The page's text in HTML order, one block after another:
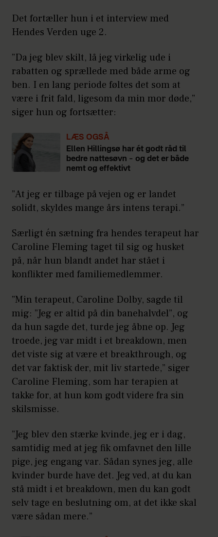
Det fortæller hun i et interview med
Hendes Verden uge 2.
”Da jeg blev skilt, lå jeg virkelig ude i
rabatten og sprællede med både arme og
ben. I en lang periode føltes det som at
være i frit fald, ligesom da min mor døde,”
siger hun og fortsætter:
LÆS OGSÅ
Ellen Hillingsø har ét godt råd til
bedre nattesøvn – og det er både
nemt og effektivt
”At jeg er tilbage på vejen og er landet
solidt, skyldes mange års intens terapi.”
Særligt én sætning fra hendes terapeut har
Caroline Fleming taget til sig og husket
på, når hun blandt andet har stået i
konflikter med familiemedlemmer.
”Min terapeut, Caroline Dolby, sagde til
mig: ”Jeg er altid på din banehalvdel”, og
da hun sagde det, turde jeg åbne op. Jeg
troede, jeg var midt i et breakdown, men
det viste sig at være et breakthrough, og
det var faktisk der, mit liv startede,” siger
Caroline Fleming, som har terapien at
takke for, at hun kom godt videre fra sin
skilsmisse.
”Jeg blev den stærke kvinde, jeg er i dag,
samtidig med at jeg fik omfavnet den lille
pige, jeg engang var. Sådan synes jeg, alle
kvinder burde have det. Jeg ved, at du kan
stå midt i et breakdown, men du kan godt
selv tage en beslutning om, at det ikke skal
være sådan mere.”